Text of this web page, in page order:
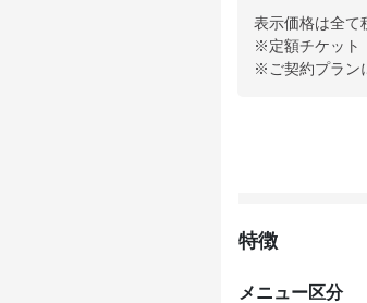
表示価格は全て
※定額チケッ
※ご契約プラン
特徴
メニュー区分